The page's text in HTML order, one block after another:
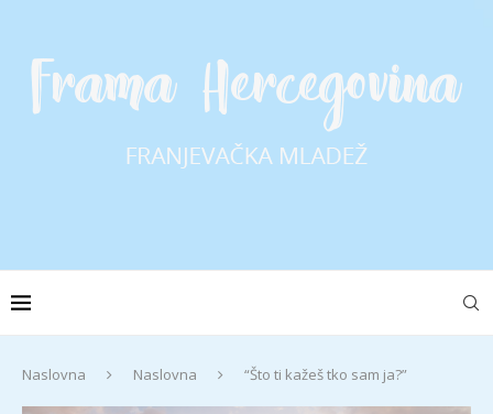
Naslovna Naslovna “Što ti kažeš tko sam ja?”